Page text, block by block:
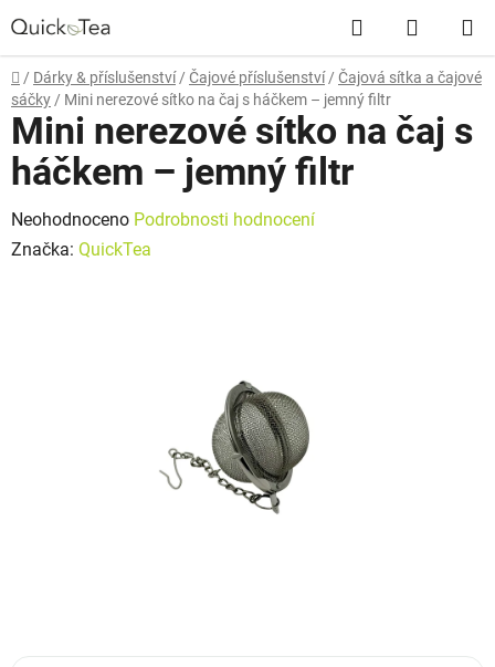
na
obsah
Hledat
KOŠÍK
Domů
/ Dárky & příslušenství / Čajové příslušenství / Čajová sítka a čajové
sáčky / Mini nerezové sítko na čaj s háčkem – jemný filtr
Mini nerezové sítko na čaj s
háčkem – jemný filtr
Průměrné
hodnocení
Neohodnoceno Podrobnosti hodnocení
Značka: QuickTea